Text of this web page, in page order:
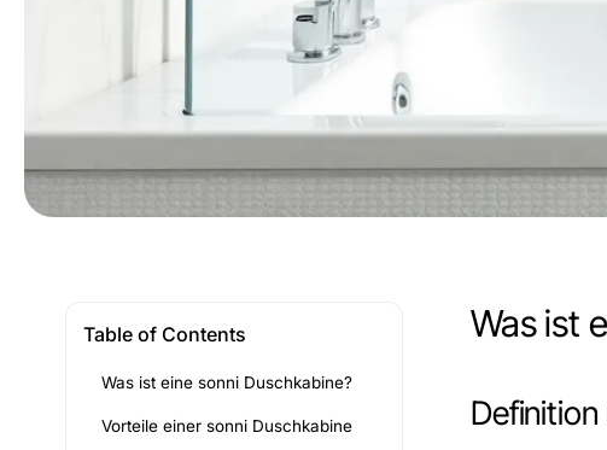
Table of Contents
Was ist eine sonni Duschkabine?
Vorteile einer sonni Duschkabine
Was ist